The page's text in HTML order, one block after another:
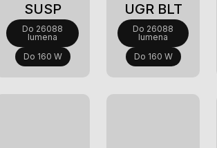
SUSP
Do 26088
lumena
Do 160 W
UGR BLT
Do 26088
lumena
Do 160 W